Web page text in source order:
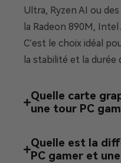
Ultra, Ryzen AI ou
la Radeon 890M,
C’est le choix idéal
la stabilité et la durée
Quelle carte
une tour PC
Quelle est la
PC gamer et